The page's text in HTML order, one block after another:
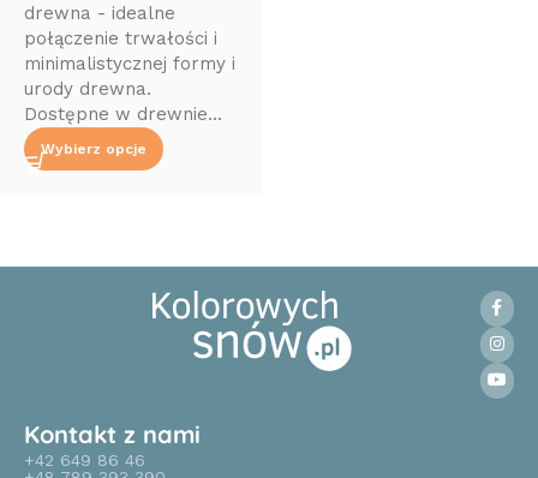
drewna - idealne
połączenie trwałości i
minimalistycznej formy i
urody drewna.
Dostępne w drewnie...
Wybierz opcje
Kontakt z nami
+42 649 86 46